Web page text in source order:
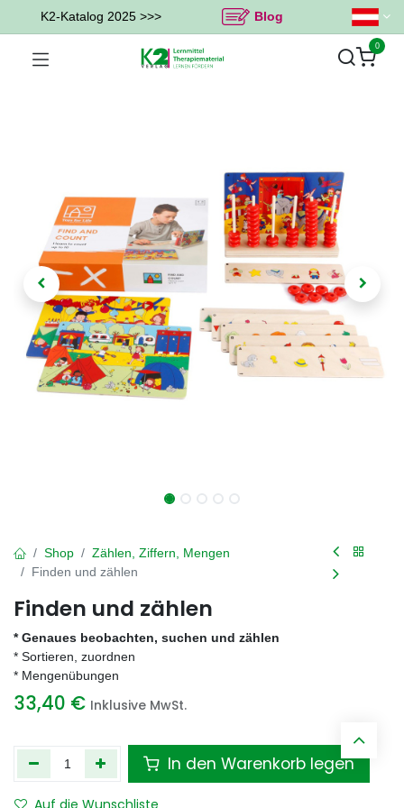
K2-Katalog 2025 >>> Blog
0
Shop
Zählen, Ziffern, Mengen
Finden und zählen
Finden und zählen
* Genaues beobachten, suchen und zählen
* Sortieren, zuordnen
* Mengenübungen
33,40 € Inklusive MwSt.
In den Warenkorb legen
Auf die Wunschliste